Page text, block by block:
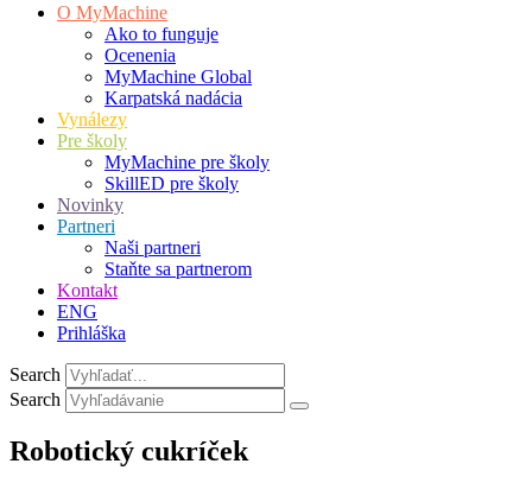
O MyMachine
Ako to funguje
Ocenenia
MyMachine Global
Karpatská nadácia
Vynálezy
Pre školy
MyMachine pre školy
SkillED pre školy
Novinky
Partneri
Naši partneri
Staňte sa partnerom
Kontakt
ENG
Prihláška
Search
Search
Robotický cukríček